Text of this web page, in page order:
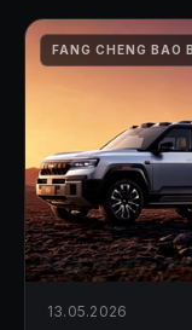
FANG CHENG BAO
13.05.2026